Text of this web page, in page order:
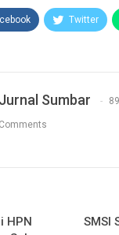
Twitter
Jurnal Sumbar
Comments
HPN
SMSI